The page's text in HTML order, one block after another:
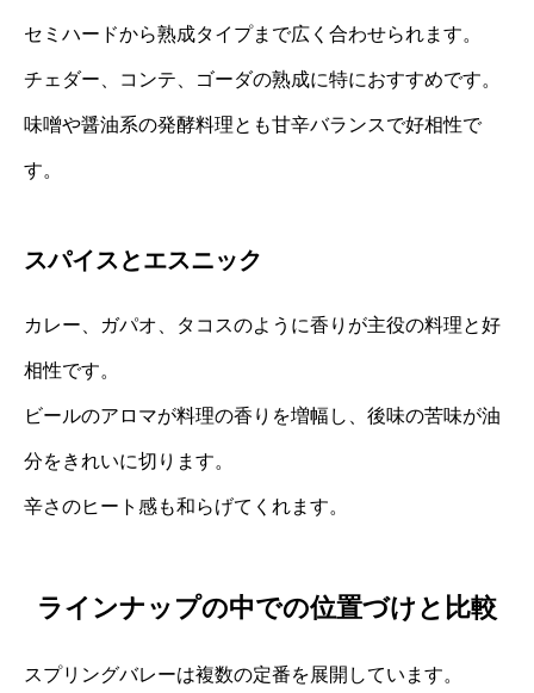
セミハードから熟成タイプまで広く合わせられます。
チェダー、コンテ、ゴーダの熟成に特におすすめです。
味噌や醤油系の発酵料理とも甘辛バランスで好相性で
す。
スパイスとエスニック
カレー、ガパオ、タコスのように香りが主役の料理と好
相性です。
ビールのアロマが料理の香りを増幅し、後味の苦味が油
分をきれいに切ります。
辛さのヒート感も和らげてくれます。
ラインナップの中での位置づけと比較
スプリングバレーは複数の定番を展開しています。